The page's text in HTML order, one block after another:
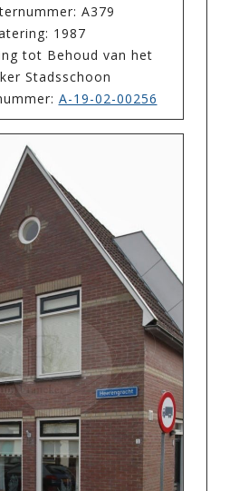
A379
1987
tot Behoud van het
Stadsschoon
A-19-02-00256